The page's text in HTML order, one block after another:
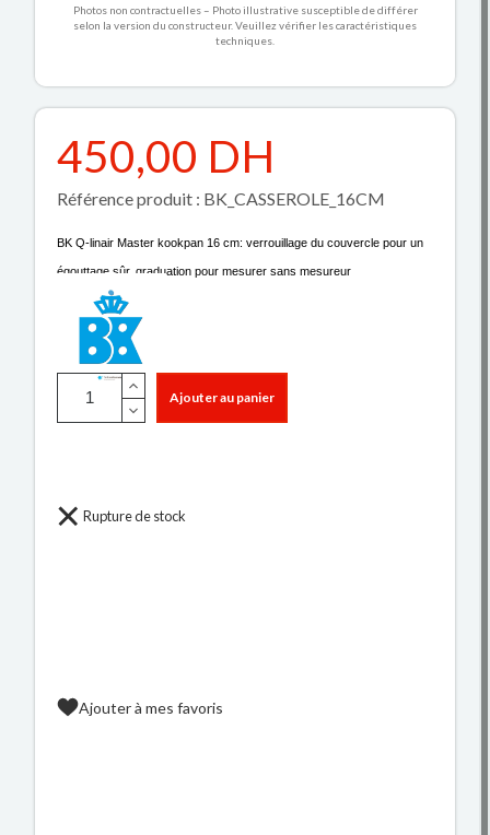
Photos non contractuelles – Photo illustrative susceptible de différer
selon la version du constructeur. Veuillez vérifier les caractéristiques
techniques.
450,00 DH
Référence produit : BK_CASSEROLE_16CM
BK Q-linair Master kookpan 16 cm: verrouillage du couvercle pour un
égouttage sûr, graduation pour mesurer sans mesureur
Ajouter au panier
Rupture de stock
Ajouter à mes favoris